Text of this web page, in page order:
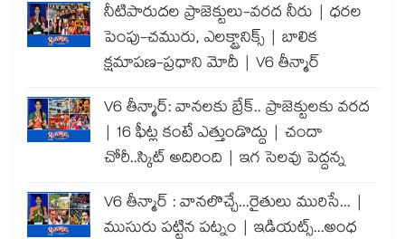
నీటిపారుదల ప్రాజెక్టులు-వరద నీరు | ధరల
పెంపు-చమురు, ఎలక్ట్రానిక్స్ | బాలిక
క్షమాపణ-ప్రధాని మోదీ | V6 తీన్మార్
V6 తీన్మార్: వానలకు బ్రేక్.. ప్రాజెక్టులకు వరద
| 16 ఫీట్ల కంటే ఎత్తుండొద్దు | చందా
చోరీ..స్కిట్ అదిరింది | ఇగ సెలవు పెద్దన్న
V6 తీన్మార్ : వానలొచ్చే...రైతులు మురిసే... |
ముసురు పట్టిన పట్నం | ఇడియట్స్...అంధ